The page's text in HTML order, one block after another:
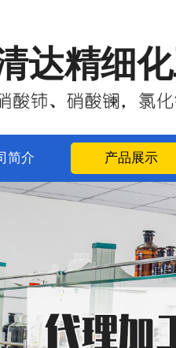
达精细
简介 产品展示